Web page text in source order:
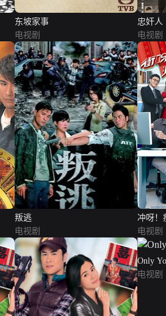
东坡家事
电视剧
忠奸人
电视剧
叛逃
电视剧
冲呀！
电视剧
Only
电视剧